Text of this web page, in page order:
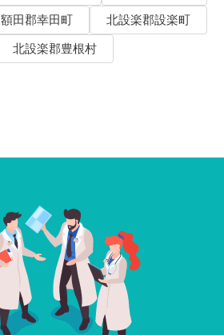
額田郡幸田町
北設楽郡設楽町
北設楽郡豊根村